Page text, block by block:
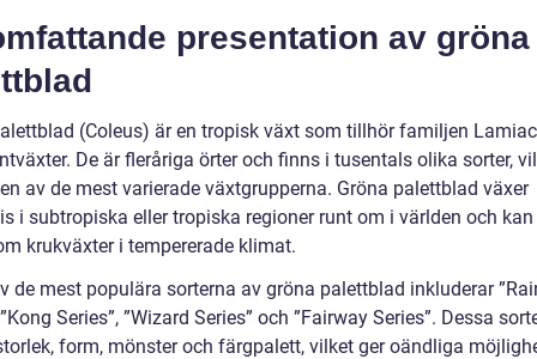
presentation av gröna
(Coleus) är en tropisk växt som tillhör familjen
De är fleråriga örter och finns i tusentals olika sorter,
av de mest varierade växtgrupperna. Gröna palettblad växer
i subtropiska eller tropiska regioner runt om i världen och kan
krukväxter i tempererade klimat.
de mest populära sorterna av gröna palettblad inkluderar
Series”, ”Wizard Series” och ”Fairway Series”. Dessa
form, mönster och färgpalett, vilket ger oändliga